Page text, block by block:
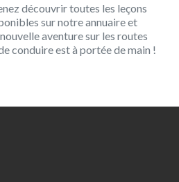
découvrir toutes les leçons
sur notre annuaire et
aventure sur les routes
conduire est à portée de main !